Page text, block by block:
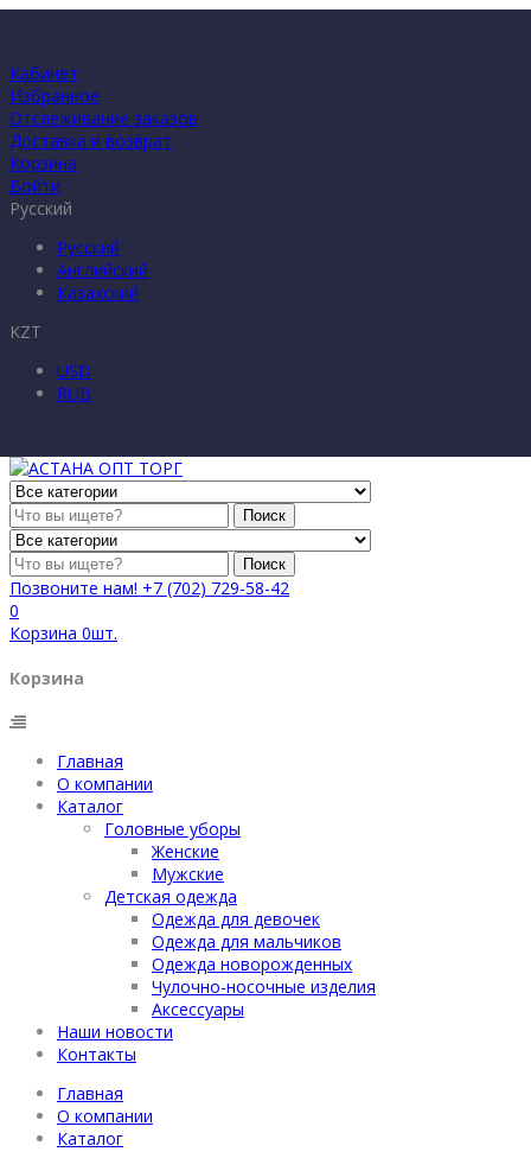
Кабинет
Избранное
Отслеживание заказов
Доставка и возврат
Корзина
Войти
Русский
Русский
Английский
Казахский
KZT
USD
RUB
Поиск
Поиск
Позвоните нам! +7 (702) 729-58-42
0
Корзина 0шт.
Корзина
Главная
О компании
Каталог
Головные уборы
Женские
Мужские
Детская одежда
Одежда для девочек
Одежда для мальчиков
Одежда новорожденных
Чулочно-носочные изделия
Аксессуары
Наши новости
Контакты
Главная
О компании
Каталог